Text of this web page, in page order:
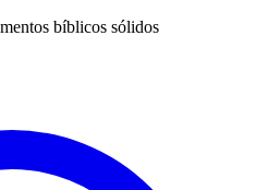
bíblicos sólidos